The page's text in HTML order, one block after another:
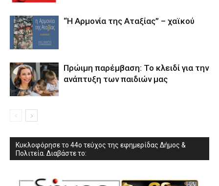
“Η Αρμονία της Αταξίας” – χαϊκού
Πρώιμη παρέμβαση: Το κλειδί για την
ανάπτυξη των παιδιών µας
Κυκλοφόρησε το 44ο τεύχος της εφημερίδας Δήμος &
Πολιτεία. Διαβάστε το: